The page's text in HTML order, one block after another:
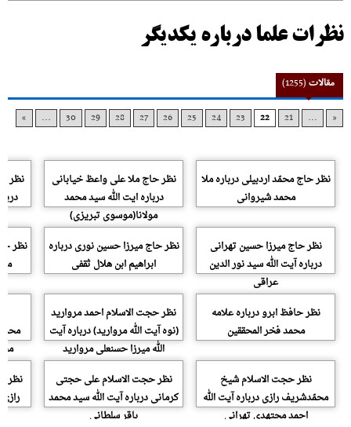
نظرات علما درباره یکدیگر
مقالات(1255)
«
...
21
22
23
24
25
26
27
28
29
30
...
»
نظر حاج محمّد اردبیلى درباره ملا
محمد شیروانی
نظر حاج ملا على واعظ خیابانى
درباره ایت الله سید محمد
مولانا(موسوی تبریزی)
نظر
نظر حاج میرزا حسین تهرانى
درباره آیت الله سید نور الدین
عراقی
نظر حاج میرزا حسین نورى درباره
ابراهیم ابن هلال ثقفی
نظر
نظر حافظ ابرو درباره علامه
محمد فخر المحققین
نظر حجت الاسلام احمد مروارید
(نوه آیت الله مروارید) درباره آیت
الله میرزا حسنعلی مروارید
نظر حجت الاسلام شیخ
محمّدشریف رازى درباره آیت الله
احمد مجتهدی تهرانی
نظر حجت الاسلام على حجتى
کرمانى درباره آیت الله سید محمد
باقر سلطانی
نظر